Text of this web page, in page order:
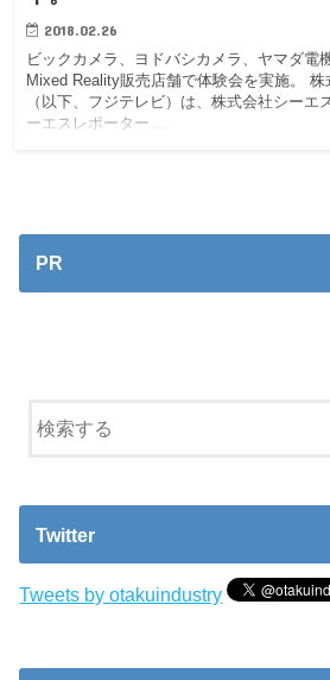
2018.02.26
ビックカメラ、ヨドバシカメラ、ヤマダ電
Mixed Reality販売店舗で体験会を実施。
（以下、フジテレビ）は、株式会社シーエ
ーエスレポーター…
PR
Twitter
Tweets by otakuindustry